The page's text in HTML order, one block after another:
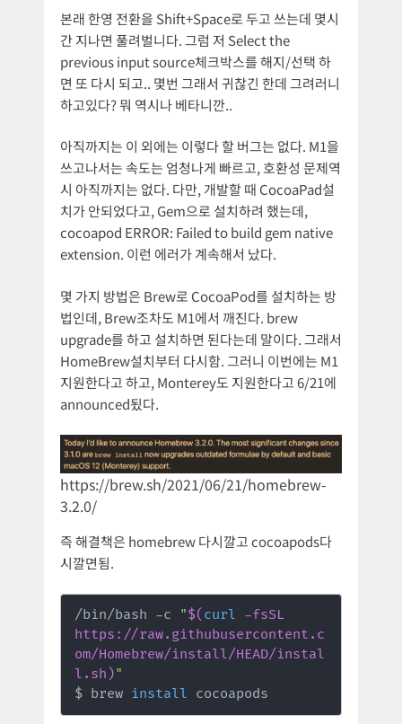
본래 한영 전환을 Shift+Space로 두고 쓰는데 몇시
간 지나면 풀려벌니다. 그럼 저 Select the
previous input source체크박스를 해지/선택 하
면 또 다시 되고.. 몇번 그래서 귀찮긴 한데 그려러니
하고있다? 뭐 역시나 베타니깐..
아직까지는 이 외에는 이렇다 할 버그는 없다. M1을
쓰고나서는 속도는 엄청나게 빠르고, 호환성 문제역
시 아직까지는 없다. 다만, 개발할 때 CocoaPad설
치가 안되었다고, Gem으로 설치하려 했는데,
cocoapod ERROR: Failed to build gem native
extension. 이런 에러가 계속해서 났다.
몇 가지 방법은 Brew로 CocoaPod를 설치하는 방
법인데, Brew조차도 M1에서 깨진다. brew
upgrade를 하고 설치하면 된다는데 말이다. 그래서
HomeBrew설치부터 다시함. 그러니 이번에는 M1
지원한다고 하고, Monterey도 지원한다고 6/21에
announced됬다.
https://brew.sh/2021/06/21/homebrew-
3.2.0/
즉 해결책은 homebrew 다시깔고 cocoapods다
시깔면됨.
/bin/bash -c "$( curl -fsSL
https://raw.githubusercontent.c
om/Homebrew/install/HEAD/instal
l.sh )"
$ brew install cocoapods